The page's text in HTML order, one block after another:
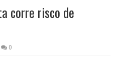
corre risco de
0